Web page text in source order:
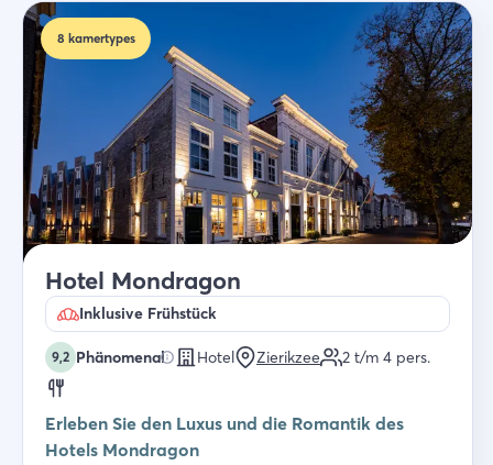
8 kamertypes
Hotel Mondragon
Inklusive Frühstück
9,2 Phänomenal Hotel Zierikzee 2 t/m 4 pers.
Erleben Sie den Luxus und die Romantik des
Hotels Mondragon